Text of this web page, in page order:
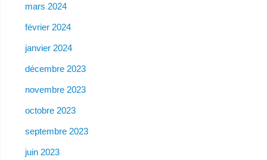
mars 2024
février 2024
janvier 2024
décembre 2023
novembre 2023
octobre 2023
septembre 2023
juin 2023